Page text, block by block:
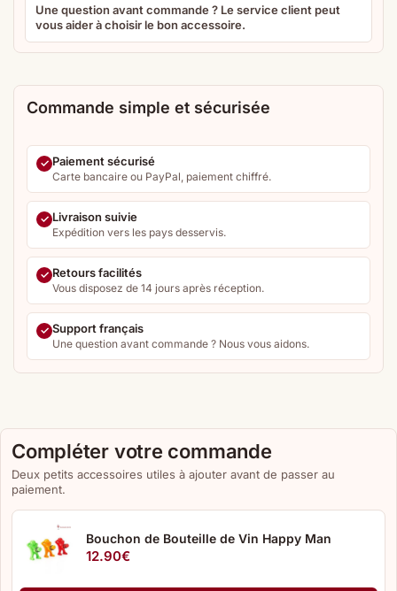
Une question avant commande ? Le service client peut
vous aider à choisir le bon accessoire.
Commande simple et sécurisée
Paiement sécurisé
Carte bancaire ou PayPal, paiement chiffré.
Livraison suivie
Expédition vers les pays desservis.
Retours facilités
Vous disposez de 14 jours après réception.
Support français
Une question avant commande ? Nous vous aidons.
Compléter votre commande
Deux petits accessoires utiles à ajouter avant de passer au
paiement.
Bouchon de Bouteille de Vin Happy Man
12.90€